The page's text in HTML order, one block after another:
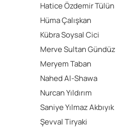
Hatice Özdemir Tülün
Hüma Çalışkan
Kübra Soysal Cici
Merve Sultan Gündüz
Meryem Taban
Nahed Al-Shawa
Nurcan Yıldırım
Saniye Yılmaz Akbıyık
Şevval Tiryaki